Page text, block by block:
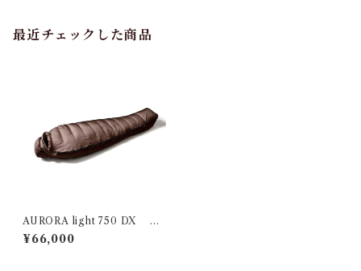
最近チェックした商品
AURORA light 750 DX ブ
ラウン レギュラー
¥66,000